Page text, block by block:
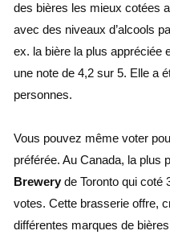
des bières les mieux cotées
avec des niveaux d’alcools
ex. la bière la plus appréciée
une note de 4,2 sur 5. Elle a
personnes.
Vous pouvez même voter
préférée. Au Canada, la plus
Brewery de Toronto qui coté
votes. Cette brasserie offre,
différentes marques de